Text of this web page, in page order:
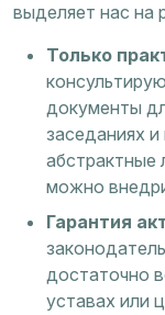
выделяет нас на
Только
документы
заседаниях
абстрактные
можно
Гарантия
достаточно
уставах или